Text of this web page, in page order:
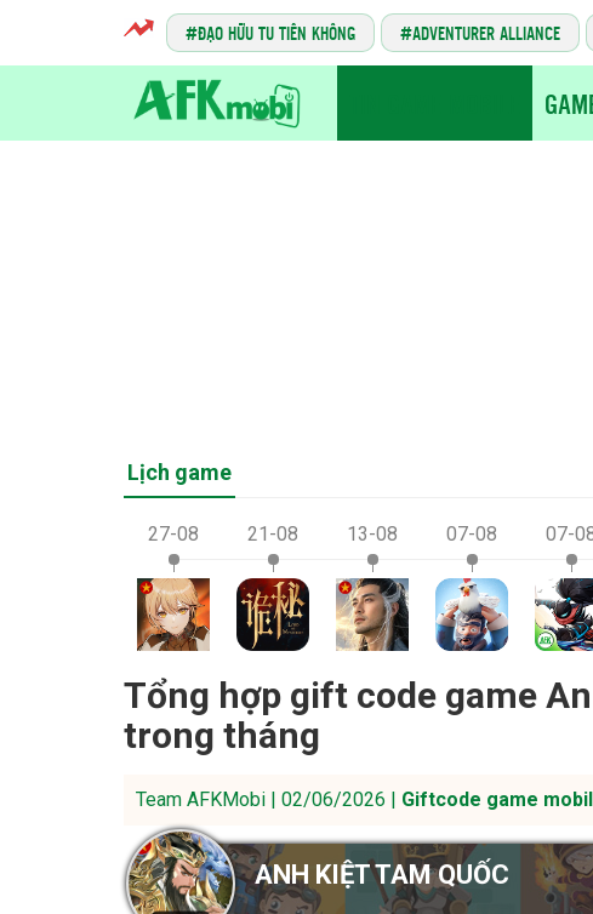
ĐẠO HỮU TU TIÊN KHÔNG ADVENTURER ALLIANCE
Lịch game
27-08 21-08 13-08 07-08 07-
Tổng hợp gift code game
trong tháng
Team AFKMobi | 02/06/2026 | Giftcode game
ANH KIỆT TAM QUỐC